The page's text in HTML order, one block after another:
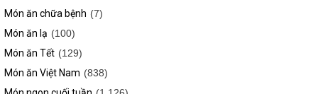
Món ăn chữa bệnh (7)
Món ăn lạ (100)
Món ăn Tết (129)
Món ăn Việt Nam (838)